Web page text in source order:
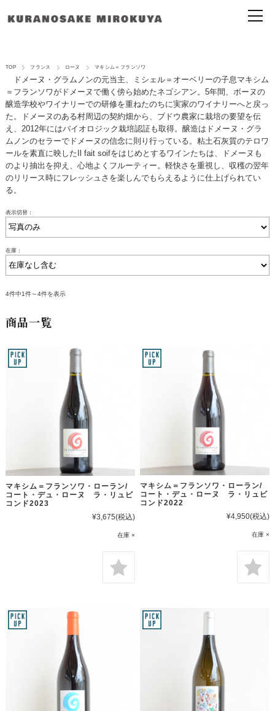
TOP フランス ローヌ マキシム＝フランソワ
ドメーヌ・グラムノンの元当主、ミシェル＝オーベリーの子息マキシム
＝フランソワがドメーヌで働く傍ら始めたネゴシアン。5年間、ボーヌの
醸造学校やワイナリーでの研修を重ねたのちに実家のワイナリーへと戻っ
た。ドメーヌのある村周辺の契約畑から、ブドウ農家に栽培の要望を伝
え、2012年にはバイオロジック栽培認証も取得。醸造はドメーヌ・グラ
ムノンのセラーでドメーヌの信念に則り行っている。粘土石灰質のテロワ
ールを素直に映したIl fait soifをはじめとするワインたちは、ドメーヌも
のより抽出を抑え、心地よくフルーティー。軽快さを重視し、収穫の翌年
のリリース時にフレッシュさを楽しんでもらえるように仕上げられてい
る。
表示切替：
在庫：
4件中1件～4件を表示
商品一覧
マキシム＝フランソワ・ローラン/
コート・デュ・ローヌ ラ・リュビ
コンド2023
¥3,675(税込)
在庫 ×
マキシム＝フランソワ・ローラン/
コート・デュ・ローヌ ラ・リュビ
コンド2022
¥4,950(税込)
在庫 ×